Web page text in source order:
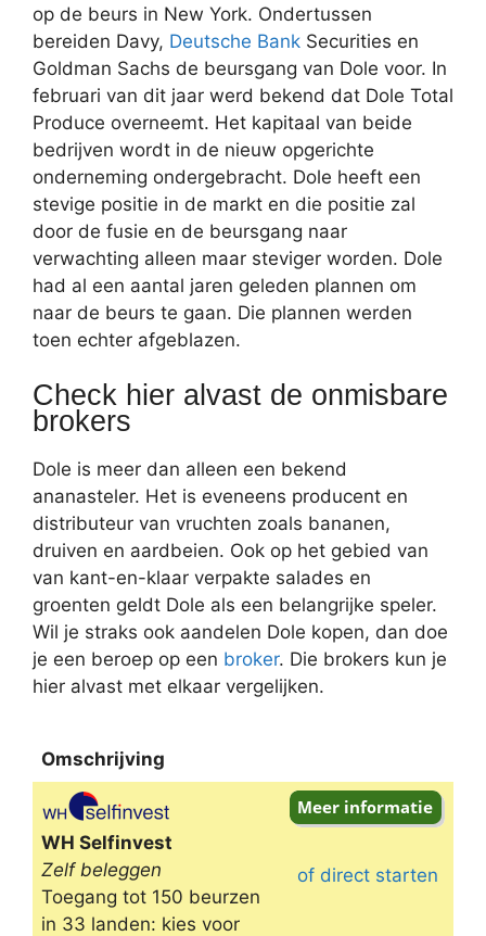
op de beurs in New York. Ondertussen
bereiden Davy, Deutsche Bank Securities en
Goldman Sachs de beursgang van Dole voor. In
februari van dit jaar werd bekend dat Dole Total
Produce overneemt. Het kapitaal van beide
bedrijven wordt in de nieuw opgerichte
onderneming ondergebracht. Dole heeft een
stevige positie in de markt en die positie zal
door de fusie en de beursgang naar
verwachting alleen maar steviger worden. Dole
had al een aantal jaren geleden plannen om
naar de beurs te gaan. Die plannen werden
toen echter afgeblazen.
Check hier alvast de onmisbare
brokers
Dole is meer dan alleen een bekend
ananasteler. Het is eveneens producent en
distributeur van vruchten zoals bananen,
druiven en aardbeien. Ook op het gebied van
van kant-en-klaar verpakte salades en
groenten geldt Dole als een belangrijke speler.
Wil je straks ook aandelen Dole kopen, dan doe
je een beroep op een broker. Die brokers kun je
hier alvast met elkaar vergelijken.
Omschrijving
Omschrijving
WH Selfinvest
Zelf beleggen
Toegang tot 150 beurzen
in 33 landen: kies voor
of direct starten